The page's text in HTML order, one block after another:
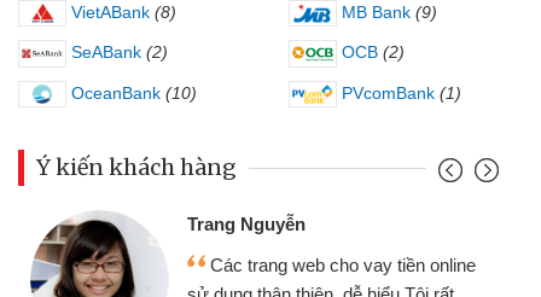
VietABank (8) MB Bank (9)
SeABank (2) OCB (2)
OceanBank (10) PVcomBank (1)
Ý kiến khách hàng
Đoàn Hữu Cảnh
Mình cần tiền gấp nên định cầm cố
chiếc xe wave nhưng thật may đã có